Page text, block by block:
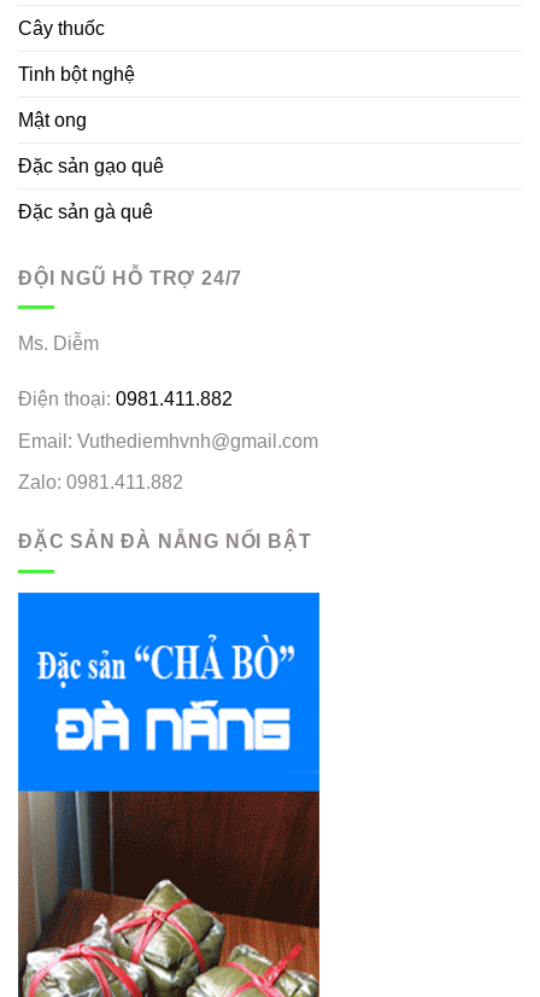
Cây thuốc
Tinh bột nghệ
Mật ong
Đặc sản gạo quê
Đặc sản gà quê
ĐỘI NGŨ HỖ TRỢ 24/7
Ms. Diễm
Điện thoại: 0981.411.882
Email: Vuthediemhvnh@gmail.com
Zalo: 0981.411.882
ĐẶC SẢN ĐÀ NẴNG NỔI BẬT